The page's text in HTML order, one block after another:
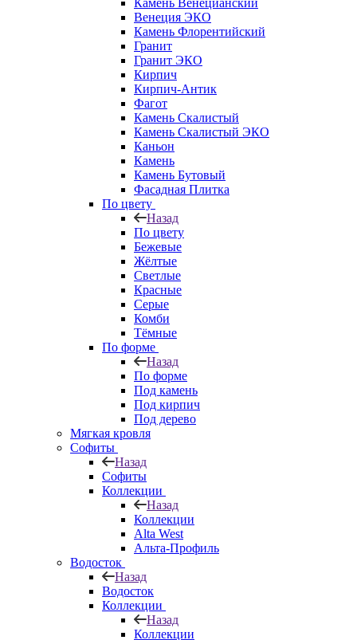
Камень Венецианский
Венеция ЭКО
Камень Флорентийский
Гранит
Гранит ЭКО
Кирпич
Кирпич-Антик
Фагот
Камень Скалистый
Камень Скалистый ЭКО
Каньон
Камень
Камень Бутовый
Фасадная Плитка
По цвету
Назад
По цвету
Бежевые
Жёлтые
Светлые
Красные
Серые
Комби
Тёмные
По форме
Назад
По форме
Под камень
Под кирпич
Под дерево
Мягкая кровля
Софиты
Назад
Софиты
Коллекции
Назад
Коллекции
Alta West
Альта-Профиль
Водосток
Назад
Водосток
Коллекции
Назад
Коллекции